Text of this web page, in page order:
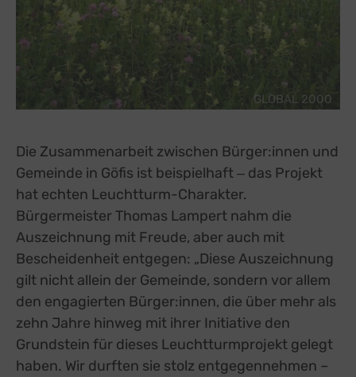
GLOBAL 2000
Die Zusammenarbeit zwischen Bürger:innen und
Gemeinde in Göfis ist beispielhaft ‒ das Projekt
hat echten Leuchtturm-Charakter.
Bürgermeister Thomas Lampert nahm die
Auszeichnung mit Freude, aber auch mit
Bescheidenheit entgegen: „Diese Auszeichnung
gilt nicht allein der Gemeinde, sondern vor allem
den engagierten Bürger:innen, die über mehr als
zehn Jahre hinweg mit ihrer Initiative den
Grundstein für dieses Leuchtturmprojekt gelegt
haben. Wir durften sie stolz entgegennehmen –